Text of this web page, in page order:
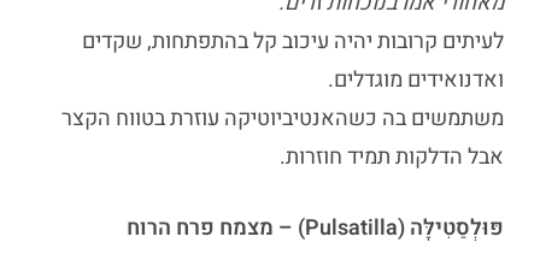
לעיתים קרובות יהיה עיכוב קל בהתפתחות, שקדים
ואדנואידים מוגדלים.
משתמשים בה כשהאנטיביוטיקה עוזרת בטווח הקצר
אבל הדלקות תמיד חוזרות.
פּוּלְסַטִילָּה (Pulsatilla) – מצמח פרח הרוח